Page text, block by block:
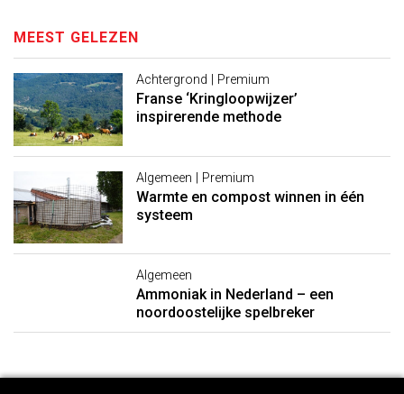
MEEST GELEZEN
Achtergrond | Premium
Franse ‘Kringloopwijzer’
inspirerende methode
Algemeen | Premium
Warmte en compost winnen in één
systeem
Algemeen
Ammoniak in Nederland – een
noordoostelijke spelbreker